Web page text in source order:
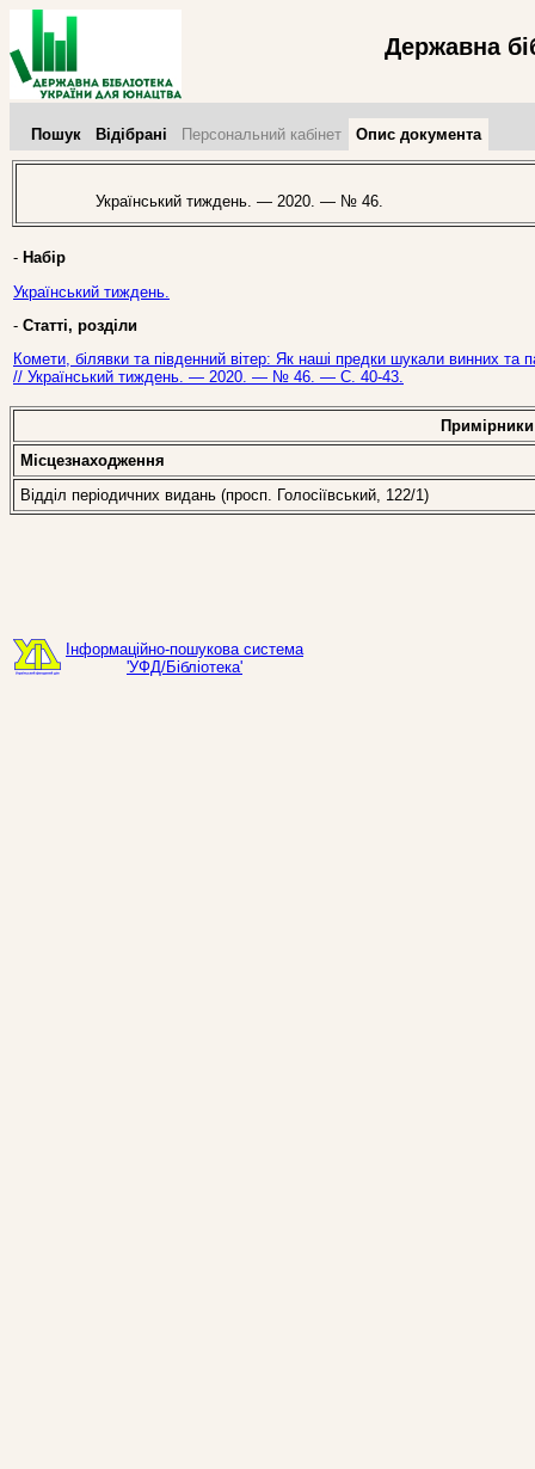
Державна
Пошук Відібрані Персональний кабінет Опис документа
Український тиждень. — 2020. — № 46.
- Набір
Український тиждень.
- Статті, розділи
Комети, білявки та південний вітер: Як наші предки шукали винних
// Український тиждень. — 2020. — № 46. — С. 40-43.
Примірники
Місцезнаходження
Відділ періодичних видань (просп. Голосіївський, 122/1)
Інформаційно-пошукова система
'УФД/Бібліотека'